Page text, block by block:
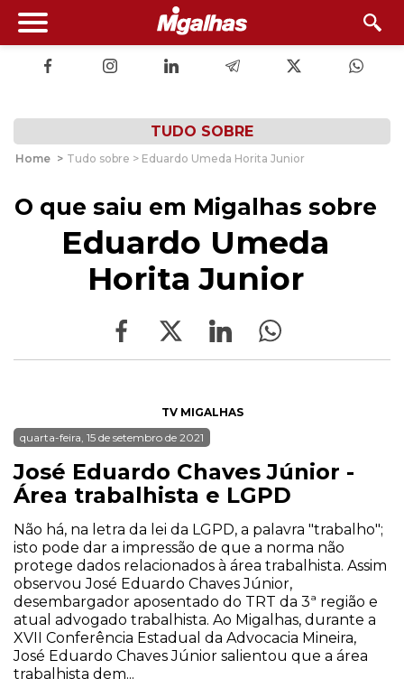
TUDO SOBRE
Home > Tudo sobre > Eduardo Umeda Horita Junior
O que saiu em Migalhas sobre
Eduardo Umeda
Horita Junior
TV MIGALHAS
quarta-feira, 15 de setembro de 2021
José Eduardo Chaves Júnior -
Área trabalhista e LGPD
Não há, na letra da lei da LGPD, a palavra "trabalho";
isto pode dar a impressão de que a norma não
protege dados relacionados à área trabalhista. Assim
observou José Eduardo Chaves Júnior,
desembargador aposentado do TRT da 3ª região e
atual advogado trabalhista. Ao Migalhas, durante a
XVII Conferência Estadual da Advocacia Mineira,
José Eduardo Chaves Júnior salientou que a área
trabalhista dem...